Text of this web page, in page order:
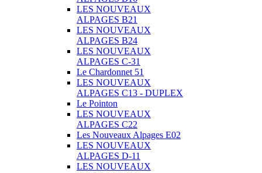
LES NOUVEAUX
ALPAGES B21
LES NOUVEAUX
ALPAGES B24
LES NOUVEAUX
ALPAGES C-31
Le Chardonnet 51
LES NOUVEAUX
ALPAGES C13 - DUPLEX
Le Pointon
LES NOUVEAUX
ALPAGES C22
Les Nouveaux Alpages E02
LES NOUVEAUX
ALPAGES D-11
LES NOUVEAUX